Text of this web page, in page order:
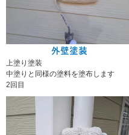
外壁塗装
上塗り塗装
中塗りと同様の塗料を塗布します
2回目